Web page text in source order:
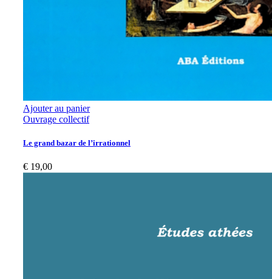
Ajouter au panier
Ouvrage collectif
Le grand bazar de l’irrationnel
€ 19,00